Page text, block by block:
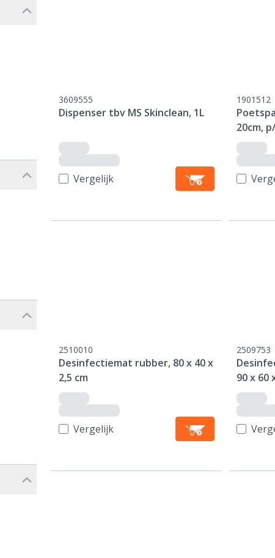
3609555
Dispenser tbv MS Skinclean, 1L
Vergelijk
1901512
20cm,
2510010
Desinfectiemat rubber, 80 x 40 x
2,5 cm
Vergelijk
2509753
90 x 60